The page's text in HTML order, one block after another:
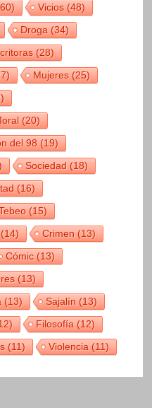
Vicios(48)
Droga(34)
(28)
Mujeres(25)
(20)
del 98(19)
Sociedad(18)
(16)
(15)
Crimen(13)
Cómic(13)
(13)
(13) Sajalín(13)
Filosofía(12)
(11) Violencia(11)